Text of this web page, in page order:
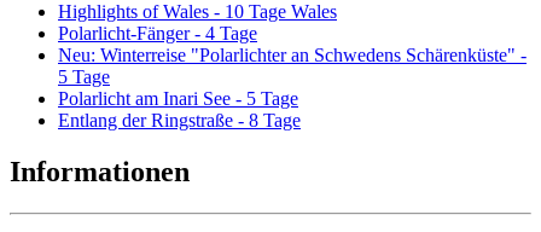
Highlights of Wales - 10 Tage Wales
Polarlicht-Fänger - 4 Tage
Neu: Winterreise "Polarlichter an Schwedens Schärenküste" -
5 Tage
Polarlicht am Inari See - 5 Tage
Entlang der Ringstraße - 8 Tage
Informationen